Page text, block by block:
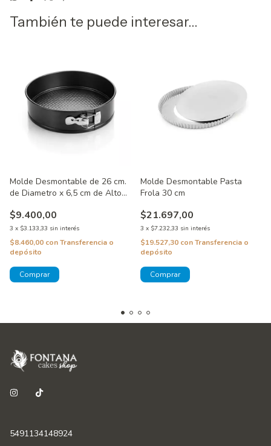
También te puede interesar...
Molde Desmontable de 26 cm.
de Diametro x 6,5 cm de Alto
$9.400,00
3 x $3.133,33 sin interés
$8.460,00 conTransferencia o
depósito
Molde Desmontable Pasta
Frola 30 cm
$21.697,00
3 x $7.232,33 sin interés
$19.527,30 conTransferencia o
depósito
5491134148924